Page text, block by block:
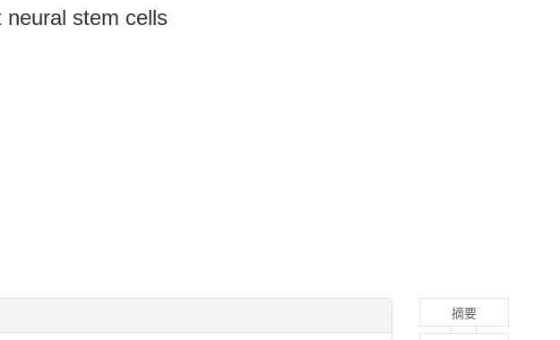
stem cells
摘要